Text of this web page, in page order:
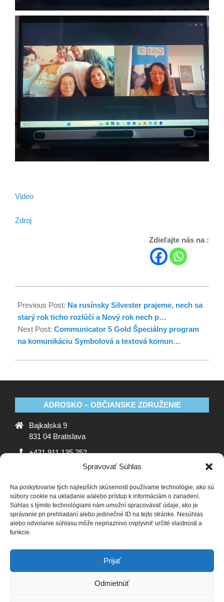
Spravovať Súhlas
Na poskytovanie tých najlepších skúseností používame technológie, ako sú
súbory cookie na ukladanie a/alebo prístup k informáciám o zariadení.
Súhlas s týmito technológiami nám umožní spracovávať údaje, ako je
správanie pri prehliadaní alebo jedinečné ID na tejto stránke. Nesúhlas
alebo odvolanie súhlasu môže nepriaznivo ovplyvniť určité vlastnosti a
funkcie.
Prijať
Odmietnúť
Video
Zdroj
Zdieľajte nás na :
Previous Post: Na rusínsky Silvester prajeme, nech sa
starý rok ticho rozlúči a Nový rok nech p…
Next Post: Communicator 5 Gold Špeciálny program
na komunikáciu Symbolová a textová komun…
ADROSKO – OBČIANSKE ZDRUŽENIE
Bajkalská 9
831 04 Bratislava
+421 911 135 252
ADROSKO
Stanovy OZ Ochrana osobných údajov
Zásady
používania súborov cookie (EÚ)
Vyhlásenie o ochrane
osobných údajov (EU)
SLEDUJTE NÁS